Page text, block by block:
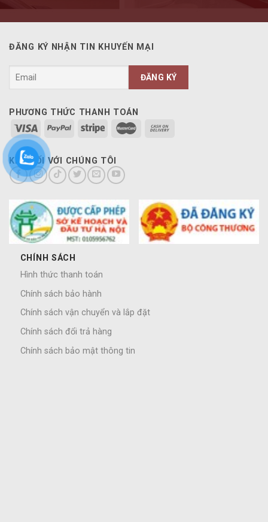
ĐĂNG KÝ NHẬN TIN KHUYẾN MẠI
PHƯƠNG THỨC THANH TOÁN
KẾT NỐI VỚI CHÚNG TÔI
CHÍNH SÁCH
Hình thức thanh toán
Chính sách bảo hành
Chính sách vận chuyển và lắp đặt
Chính sách đổi trả hàng
Chính sách bảo mật thông tin